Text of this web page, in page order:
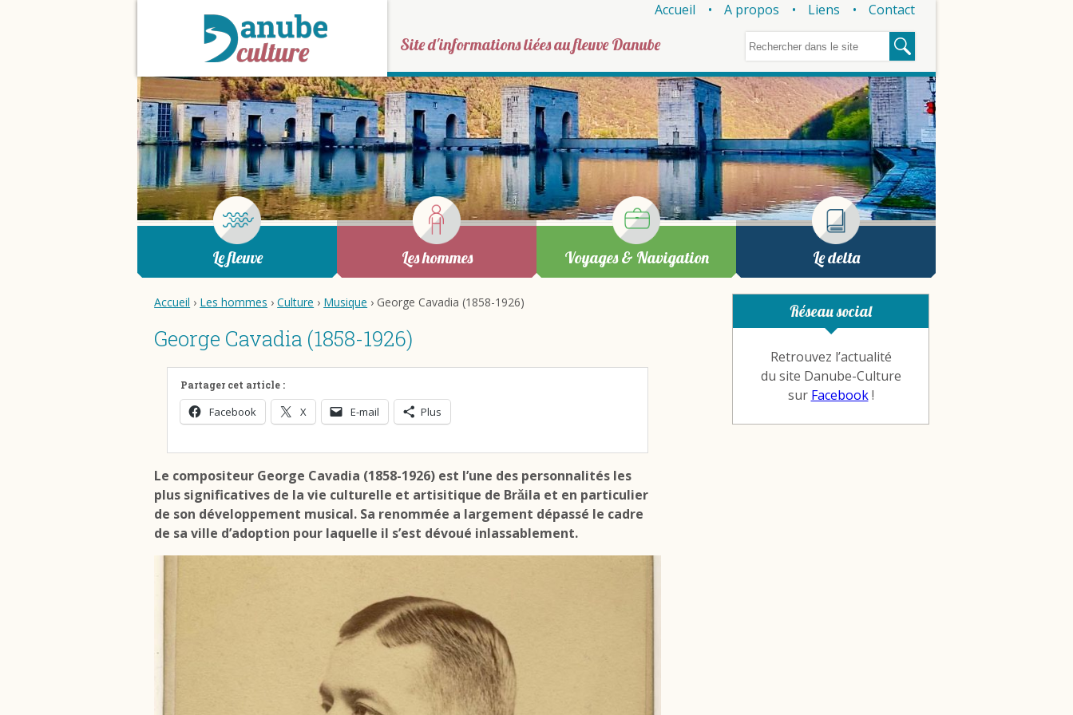
Accueil A propos Liens Contact
Site d'informations liées au fleuve Danube
Le fleuve Les hommes Voyages & Navigation Le delta
Accueil › Les hommes ›Culture › Musique › George Cavadia (1858-1926)
George Cavadia (1858-1926)
Partager cet article :
Facebook X E-mail Plus
Le compositeur George Cavadia (1858-1926) est l’une des personnalités les
plus significatives de la vie culturelle et artisitique de Brǎila et en particulier
de son développement musical. Sa renommée a largement dépassé le cadre
de sa ville d’adoption pour laquelle il s’est dévoué inlassablement.
Réseau social
Retrouvez l’actualité
du site Danube-Culture
sur Facebook!